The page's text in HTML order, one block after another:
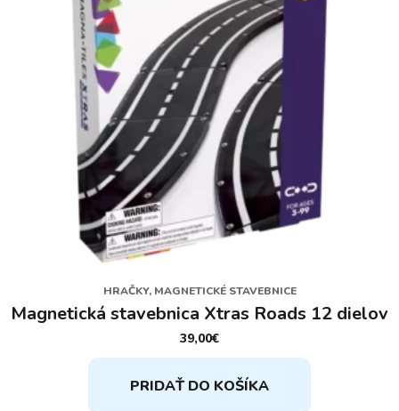
HRAČKY, MAGNETICKÉ STAVEBNICE
Magnetická stavebnica Xtras Roads 12 dielov
39,00€
PRIDAŤ DO KOŠÍKA